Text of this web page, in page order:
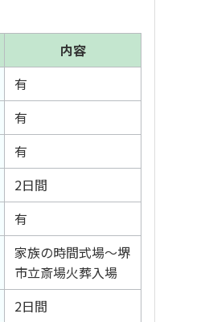
内容
有
有
有
2日間
有
家族の時間式場～堺
市立斎場火葬入場
2日間